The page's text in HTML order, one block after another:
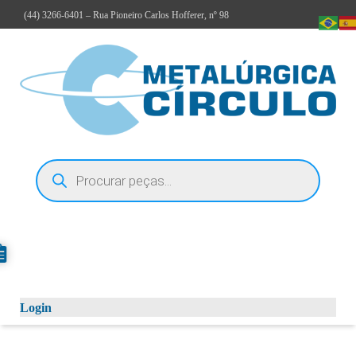
(44) 3266-6401 – Rua Pioneiro Carlos Hofferer, nº 98
Login